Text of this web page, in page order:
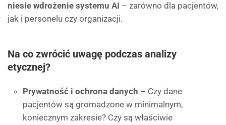
niesie wdrożenie systemu AI – zarówno dla pacjentów,
jak i personelu czy organizacji.
Na co zwrócić uwagę podczas analizy
etycznej?
Prywatność i ochrona danych – Czy dane
pacjentów są gromadzone w minimalnym,
koniecznym zakresie? Czy są właściwie